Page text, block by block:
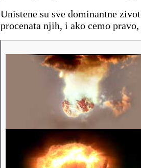
Unistene su sve dominantne
procenata njih, i ako cemo